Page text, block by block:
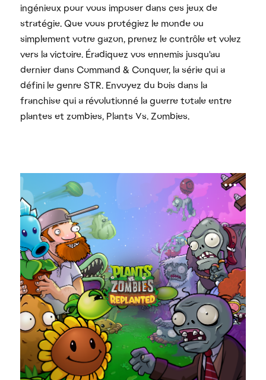
ingénieux pour vous imposer dans ces jeux de
stratégie. Que vous protégiez le monde ou
simplement votre gazon, prenez le contrôle et volez
vers la victoire. Éradiquez vos ennemis jusqu'au
dernier dans Command & Conquer, la série qui a
défini le genre STR. Envoyez du bois dans la
franchise qui a révolutionné la guerre totale entre
plantes et zombies, Plants Vs. Zombies.